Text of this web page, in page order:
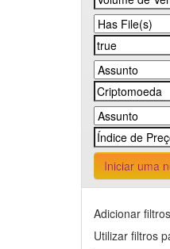
Iniciar uma
Adicionar
Utilizar filtros